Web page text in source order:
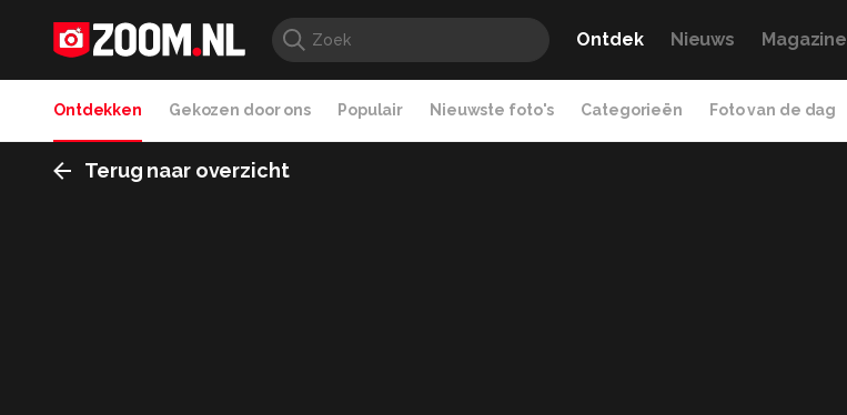
Ontdek Nieuws Magazine
Ontdekken Gekozen door ons Populair Nieuwste foto's Categorieën Foto van de dag
Terug naar overzicht